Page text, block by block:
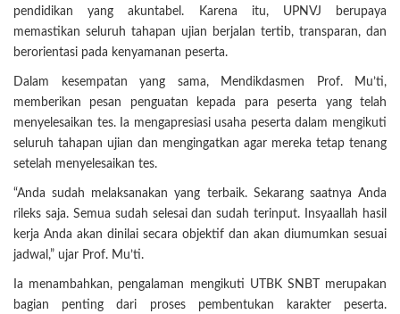
pendidikan yang akuntabel. Karena itu, UPNVJ berupaya
memastikan seluruh tahapan ujian berjalan tertib, transparan, dan
berorientasi pada kenyamanan peserta.
Dalam kesempatan yang sama, Mendikdasmen Prof. Mu’ti,
memberikan pesan penguatan kepada para peserta yang telah
menyelesaikan tes. Ia mengapresiasi usaha peserta dalam mengikuti
seluruh tahapan ujian dan mengingatkan agar mereka tetap tenang
setelah menyelesaikan tes.
“Anda sudah melaksanakan yang terbaik. Sekarang saatnya Anda
rileks saja. Semua sudah selesai dan sudah terinput. Insyaallah hasil
kerja Anda akan dinilai secara objektif dan akan diumumkan sesuai
jadwal,” ujar Prof. Mu’ti.
Ia menambahkan, pengalaman mengikuti UTBK SNBT merupakan
bagian penting dari proses pembentukan karakter peserta.